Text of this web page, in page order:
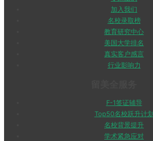
加入我们
名校录取榜
教育研究中心
美国大学排名
真实客户感言
行业影响力
F-1签证辅导
Top50名校跃升计划
名校背景提升
学术紧急应对